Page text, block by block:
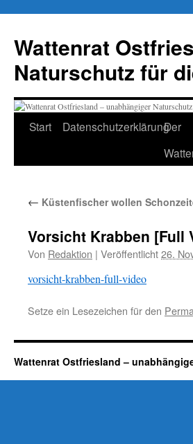
springen
Wattenrat
Naturschutz für
Start DatenschutzerklärungDer
← Küstenfischer wollen
Vorsicht Krabben [Full
Von Redaktion | Veröffentlicht26.
vorsicht-krabben-full-video
Setze ein Lesezeichen für den
Wattenrat Ostfriesland –